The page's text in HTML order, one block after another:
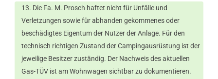
Die Fa. M. Prosch haftet nicht für Unfälle und
Verletzungen sowie für abhanden gekommenes oder
beschädigtes Eigentum der Nutzer der Anlage. Für den
technisch richtigen Zustand der Campingausrüstung ist der
jeweilige Besitzer zuständig. Der Nachweis des aktuellen
Gas-TÜV ist am Wohnwagen sichtbar zu dokumentieren.